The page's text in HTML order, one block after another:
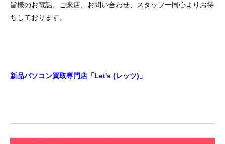
皆様のお電話、ご来店、お問い合わせ、スタッフ一同心よりお待
ちしております。
新品パソコン買取専門店「Let's (レッツ)」